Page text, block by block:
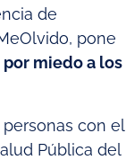
de
pone
miedo a los
con el
Pública del